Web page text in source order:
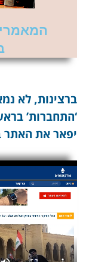
ברצינות, לא
‘התחברות’
יפאר את האתר